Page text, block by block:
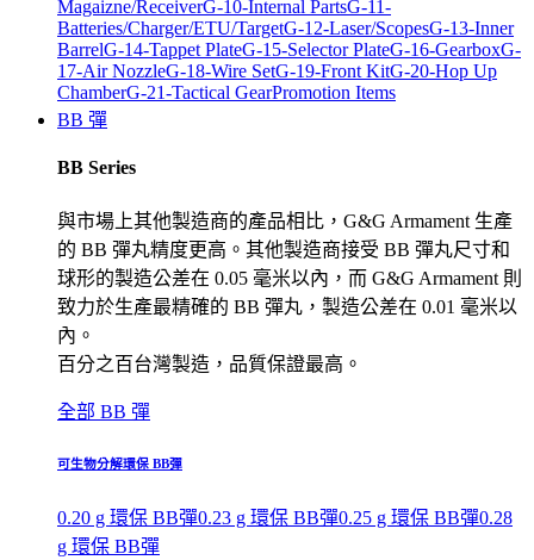
Magaizne/ReceiverG-10-Internal PartsG-11-
Batteries/Charger/ETU/TargetG-12-Laser/ScopesG-13-Inner
BarrelG-14-Tappet PlateG-15-Selector PlateG-16-GearboxG-
17-Air NozzleG-18-Wire SetG-19-Front KitG-20-Hop Up
ChamberG-21-Tactical GearPromotion Items
BB 彈
BB Series
與市場上其他製造商的產品相比，G&G Armament 生產
的 BB 彈丸精度更高。其他製造商接受 BB 彈丸尺寸和
球形的製造公差在 0.05 毫米以內，而 G&G Armament 則
致力於生產最精確的 BB 彈丸，製造公差在 0.01 毫米以
內。
百分之百台灣製造，品質保證最高。
全部 BB 彈
可生物分解環保 BB彈
0.20 g 環保 BB彈0.23 g 環保 BB彈0.25 g 環保 BB彈0.28
g 環保 BB彈